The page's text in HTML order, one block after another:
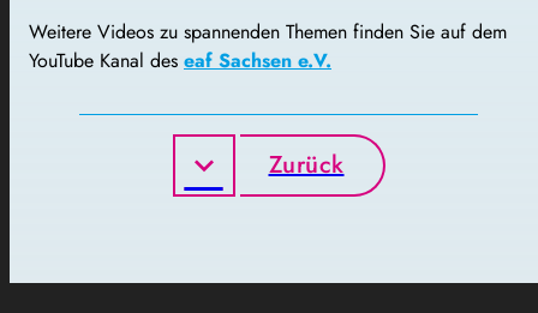
Weitere Videos zu spannenden Themen finden Sie auf dem
YouTube Kanal des eaf Sachsen e.V.
Zurück